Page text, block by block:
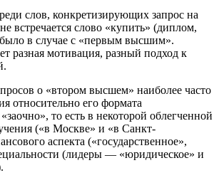
слов, конкретизирующих запрос на
встречается слово «купить» (диплом,
было в случае с «первым высшим».
разная мотивация, разный подход к
о «втором высшем» наиболее часто
относительно его формата
то есть в некоторой облегченной
(«в Москве» и «в Санкт-
аспекта («государственное»,
(лидеры — «юридическое» и